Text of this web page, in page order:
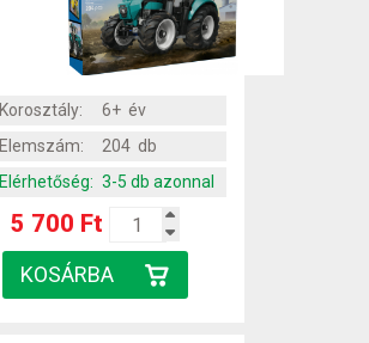
Korosztály:
6+ év
Elemszám:
204 db
Elérhetőség: 3-5 db azonnal
5 700 Ft